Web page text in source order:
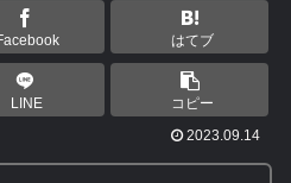
はてブ
LINE
コピー
2023.09.14